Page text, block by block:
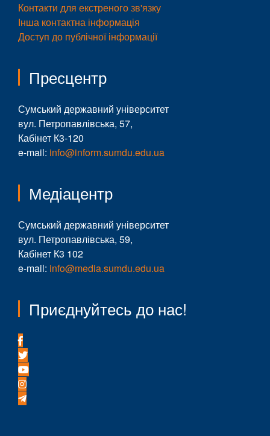
Контакти для екстреного зв'язку
Інша контактна інформація
Доступ до публічної інформації
Пресцентр
Сумський державний університет
вул. Петропавлівська, 57,
Кабінет К3-120
e-mail: info@inform.sumdu.edu.ua
Медіацентр
Сумський державний університет
вул. Петропавлівська, 59,
Кабінет К3 102
e-mail: info@media.sumdu.edu.ua
Приєднуйтесь до нас!